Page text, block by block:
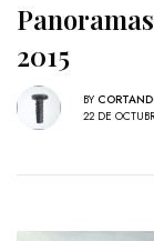
2015
BY
22 DE